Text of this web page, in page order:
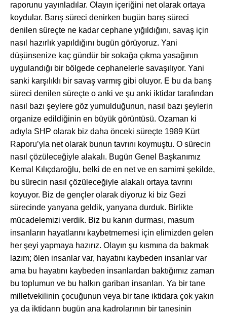
raporunu yayınladılar. Olayın içeriğini net olarak ortaya
koydular. Barış süreci denirken bugün barış süreci
denilen süreçte ne kadar cephane yığıldığını, savaş için
nasıl hazırlık yapıldığını bugün görüyoruz. Yani
düşünsenize kaç gündür bir sokağa çıkma yasağının
uygulandığı bir bölgede cephanelerle savaşılıyor. Yani
sanki karşılıklı bir savaş varmış gibi oluyor. E bu da barış
süreci denilen süreçte o anki ve şu anki iktidar tarafından
nasıl bazı şeylere göz yumulduğunun, nasıl bazı şeylerin
organize edildiğinin en büyük görüntüsü. Ozaman ki
adıyla SHP olarak biz daha önceki süreçte 1989 Kürt
Raporu’yla net olarak bunun tavrını koymuştu. O sürecin
nasıl çözüleceğiyle alakalı. Bugün Genel Başkanımız
Kemal Kılıçdaroğlu, belki de en net ve en samimi şekilde,
bu sürecin nasıl çözüleceğiyle alakalı ortaya tavrını
koyuyor. Biz de gençler olarak diyoruz ki biz Gezi
sürecinde yanyana geldik, yanyana durduk. Birlikte
mücadelemizi verdik. Biz bu kanın durması, masum
insanların hayatlarını kaybetmemesi için elimizden gelen
her şeyi yapmaya hazırız. Olayın şu kısmına da bakmak
lazım; ölen insanlar var, hayatını kaybeden insanlar var
ama bu hayatını kaybeden insanlardan baktığımız zaman
bu toplumun ve bu halkın gariban insanları. Ya bir tane
milletvekilinin çocuğunun veya bir tane iktidara çok yakın
ya da iktidarın bugün ana kadrolarının bir tanesinin